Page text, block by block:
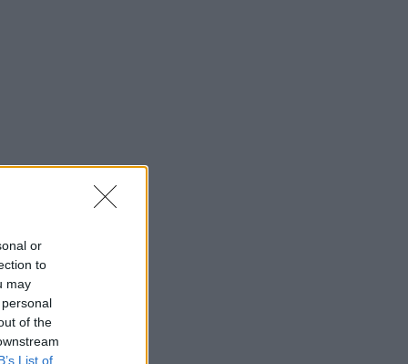
or
to
may
of the
List of